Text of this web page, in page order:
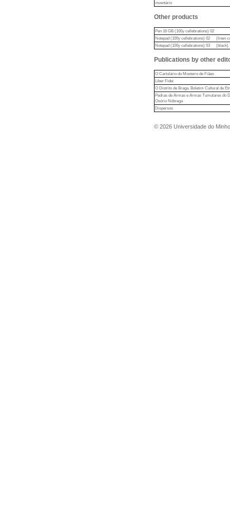
inventário
Other products
Pen 16 GB (100y cellebrations) 02
Notepad (100y cellebrations) 02
(linen
Notepad (100y cellebrations) 03
(black)
Publications by other
O Cartulário do Mosteiro de Fiães
Liber Fidei
O Distrito de Braga. Boletim Cultural de
Pedras de Armas e Armas Tumulares do
Osório Nóbrega
Dispersos
© 2026 Universidade do